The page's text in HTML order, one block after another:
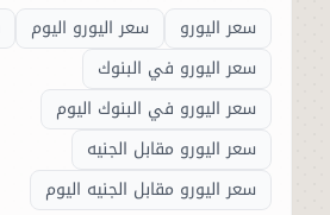
سعر اليورو
سعر اليورو اليوم
سعر اليورو في البنوك
سعر اليورو في البنوك اليوم
سعر اليورو مقابل الجنيه
سعر اليورو مقابل الجنيه اليوم